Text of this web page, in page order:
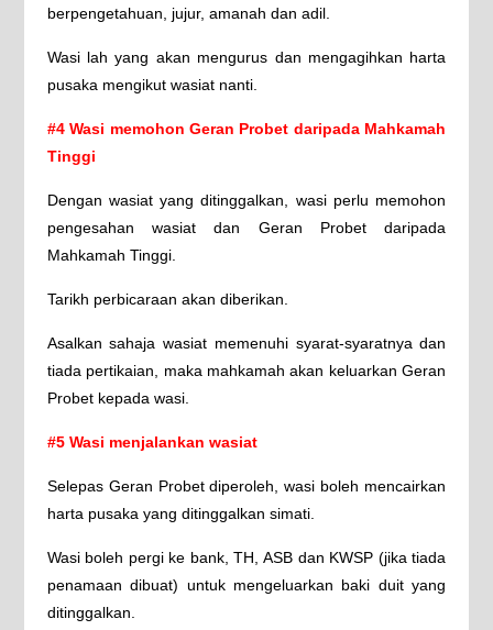
berpengetahuan, jujur, amanah dan adil.
Wasi lah yang akan mengurus dan mengagihkan harta
pusaka mengikut wasiat nanti.
#4 Wasi memohon Geran Probet daripada Mahkamah
Tinggi
Dengan wasiat yang ditinggalkan, wasi perlu memohon
pengesahan wasiat dan Geran Probet daripada
Mahkamah Tinggi.
Tarikh perbicaraan akan diberikan.
Asalkan sahaja wasiat memenuhi syarat-syaratnya dan
tiada pertikaian, maka mahkamah akan keluarkan Geran
Probet kepada wasi.
#5 Wasi menjalankan wasiat
Selepas Geran Probet diperoleh, wasi boleh mencairkan
harta pusaka yang ditinggalkan simati.
Wasi boleh pergi ke bank, TH, ASB dan KWSP (jika tiada
penamaan dibuat) untuk mengeluarkan baki duit yang
ditinggalkan.